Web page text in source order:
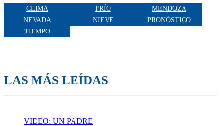
CLIMA FRÍO
MENDOZA
NEVADA
NIEVE
PRONÓSTICO
TIEMPO
LAS MÁS LEÍDAS
VIDEO: UN PADRE